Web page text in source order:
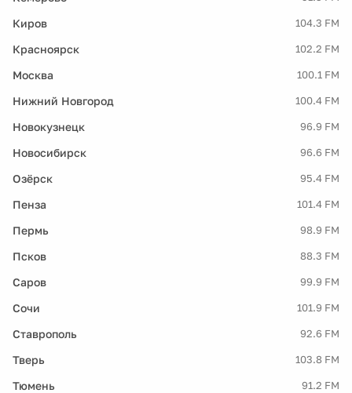
Киров 104.3 FM
Красноярск 102.2 FM
Москва 100.1 FM
Нижний Новгород 100.4 FM
Новокузнецк 96.9 FM
Новосибирск 96.6 FM
Озёрск 95.4 FM
Пенза 101.4 FM
Пермь 98.9 FM
Псков 88.3 FM
Саров 99.9 FM
Сочи 101.9 FM
Ставрополь 92.6 FM
Тверь 103.8 FM
Тюмень 91.2 FM